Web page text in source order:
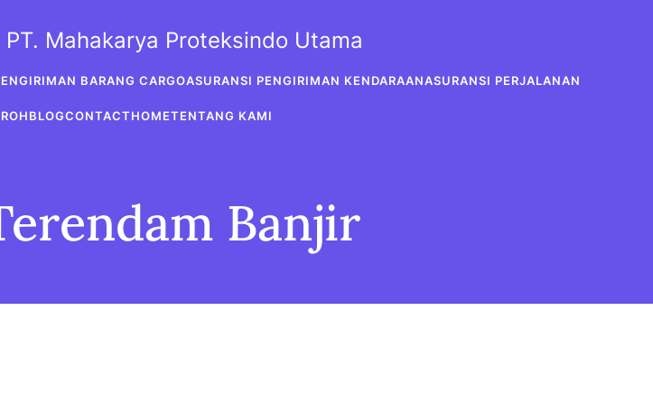
Mahakarya Proteksindo Utama
BARANG CARGOASURANSI PENGIRIMAN KENDARAANASURANSI PERJALANAN
BLOGCONTACTHOMETENTANG KAMI
Banjir